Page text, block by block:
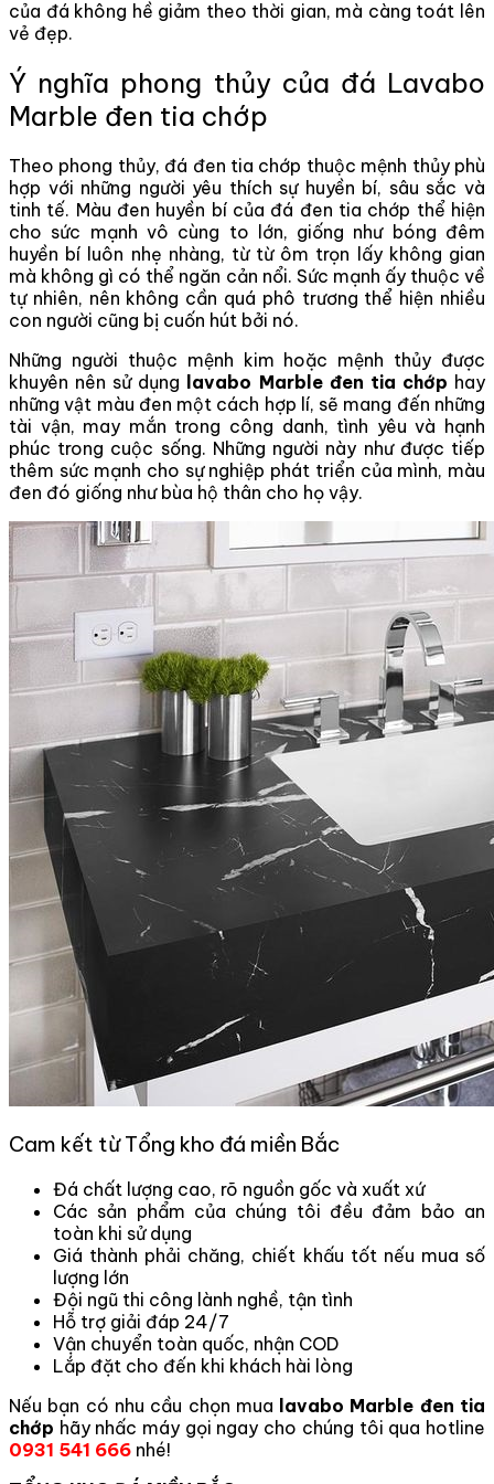
của đá không hề giảm theo thời gian, mà càng toát lên
vẻ đẹp.
Ý nghĩa phong thủy của đá Lavabo
Marble đen tia chớp
Theo phong thủy, đá đen tia chớp thuộc mệnh thủy phù
hợp với những người yêu thích sự huyền bí, sâu sắc và
tinh tế. Màu đen huyền bí của đá đen tia chớp thể hiện
cho sức mạnh vô cùng to lớn, giống như bóng đêm
huyền bí luôn nhẹ nhàng, từ từ ôm trọn lấy không gian
mà không gì có thể ngăn cản nổi. Sức mạnh ấy thuộc về
tự nhiên, nên không cần quá phô trương thể hiện nhiều
con người cũng bị cuốn hút bởi nó.
Những người thuộc mệnh kim hoặc mệnh thủy được
khuyên nên sử dụng lavabo Marble đen tia chớp hay
những vật màu đen một cách hợp lí, sẽ mang đến những
tài vận, may mắn trong công danh, tình yêu và hạnh
phúc trong cuộc sống. Những người này như được tiếp
thêm sức mạnh cho sự nghiệp phát triển của mình, màu
đen đó giống như bùa hộ thân cho họ vậy.
Cam kết từ Tổng kho đá miền Bắc
Đá chất lượng cao, rõ nguồn gốc và xuất xứ
Các sản phẩm của chúng tôi đều đảm bảo an
toàn khi sử dụng
Giá thành phải chăng, chiết khấu tốt nếu mua số
lượng lớn
Đội ngũ thi công lành nghề, tận tình
Hỗ trợ giải đáp 24/7
Vận chuyển toàn quốc, nhận COD
Lắp đặt cho đến khi khách hài lòng
Nếu bạn có nhu cầu chọn mua lavabo Marble đen tia
chớp hãy nhấc máy gọi ngay cho chúng tôi qua hotline
0931 541 666 nhé!